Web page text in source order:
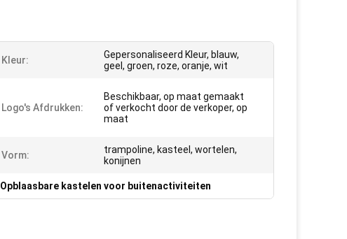
Kleur:
Gepersonaliseerd Kleur, blauw,
geel, groen, roze, oranje, wit
Logo's Afdrukken:
Beschikbaar, op maat gemaakt
of verkocht door de verkoper, op
maat
Vorm:
trampoline, kasteel, wortelen,
konijnen
Opblaasbare kastelen voor buitenactiviteiten